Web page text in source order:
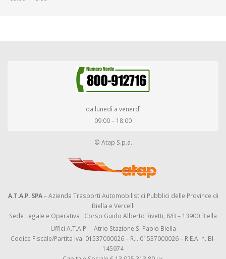
da lunedì a venerdì
09:00 – 18:00
© Atap S.p.a.
A.T.A.P. SPA– Azienda Trasporti Automobilistici Pubblici delle Province di
Biella e Vercelli
Sede Legale e Operativa : Corso Guido Alberto Rivetti, 8/B – 13900 Biella
Uffici A.T.A.P. – Atrio Stazione S. Paolo Biella
Codice Fiscale/Partita Iva: 01537000026 – R.I. 01537000026 – R.E.A. n. BI-
145974